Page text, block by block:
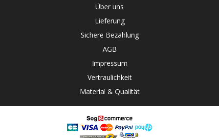
Über uns
Lieferung
Sichere Bezahlung
AGB
Impressum
Vertraulichkeit
Material & Qualität